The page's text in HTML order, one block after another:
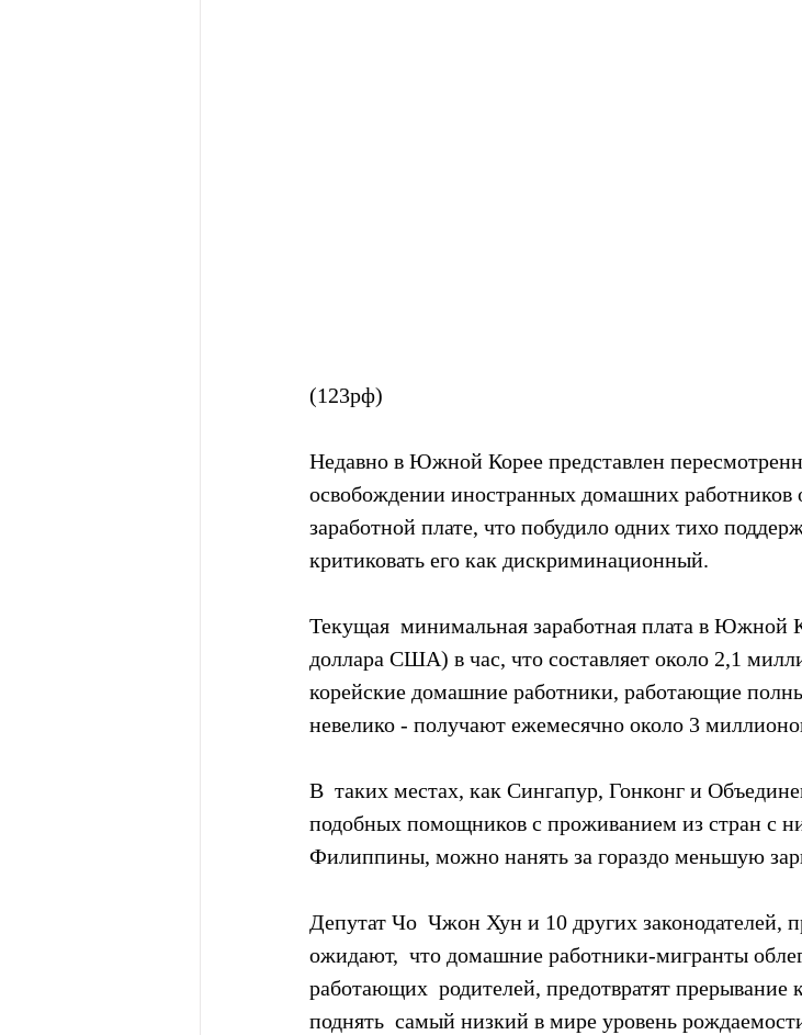
(123рф)
Недавно в Южной Корее представлен
освобождении иностранных домашних
заработной плате, что побудило одних тихо
критиковать его как дискриминационный.
Текущая  минимальная заработная плата в Южной
доллара США) в час, что составляет около 2,1
корейские домашние работники, работающие
невелико - получают ежемесячно около 3
В  таких местах, как Сингапур, Гонконг и
подобных помощников с проживанием из стран с
Филиппины, можно нанять за гораздо меньшую
Депутат Чо  Чжон Хун и 10 других законодателей,
ожидают,  что домашние работники-мигранты
работающих  родителей, предотвратят
поднять  самый низкий в мире уровень